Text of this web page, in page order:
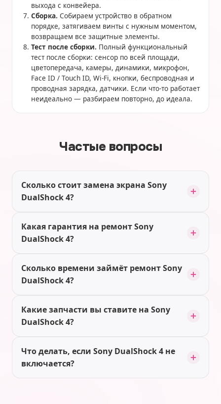
выхода с конвейера.
Сборка. Собираем устройство в обратном
порядке, затягиваем винты с нужным моментом,
возвращаем все защитные элементы.
Тест после сборки. Полный функциональный
тест после сборки: сенсор по всей площади,
цветопередача, камеры, динамики, микрофон,
Face ID / Touch ID, Wi-Fi, кнопки, беспроводная и
проводная зарядка, датчики. Если что-то работает
неидеально — разбираем повторно, до идеала.
Частые вопросы
Сколько стоит замена экрана Sony
DualShock 4?
Какая гарантия на ремонт Sony
DualShock 4?
Сколько времени займёт ремонт Sony
DualShock 4?
Какие запчасти вы ставите на Sony
DualShock 4?
Что делать, если Sony DualShock 4 не
включается?